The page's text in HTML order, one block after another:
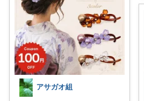
アサガオ組